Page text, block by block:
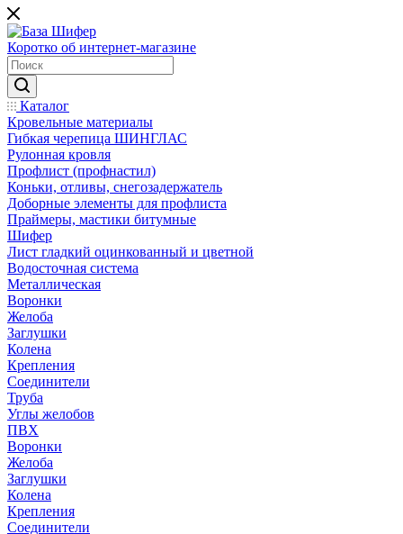
Коротко об интернет-магазине
Каталог
Кровельные материалы
Гибкая черепица ШИНГЛАС
Рулонная кровля
Профлист (профнастил)
Коньки, отливы, снегозадержатель
Доборные элементы для профлиста
Праймеры, мастики битумные
Шифер
Лист гладкий оцинкованный и цветной
Водосточная система
Металлическая
Воронки
Желоба
Заглушки
Колена
Крепления
Соединители
Труба
Углы желобов
ПВХ
Воронки
Желоба
Заглушки
Колена
Крепления
Соединители